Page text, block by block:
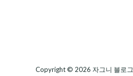
Copyright © 2026 자그니 블로그